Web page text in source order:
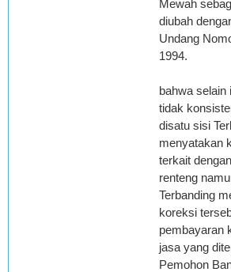
Mewah
diubah
Undang
1994.
bahwa selain
tidak
disatu sisi
menyatakan
terkait
renteng
Terbanding
koreksi
pembayaran
jasa yang
Pemohon